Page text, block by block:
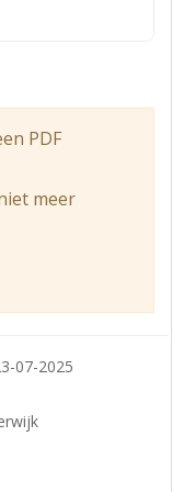
voor elektra
x 3,5 meter);
is met
5582.
PDF
meer
07-2025